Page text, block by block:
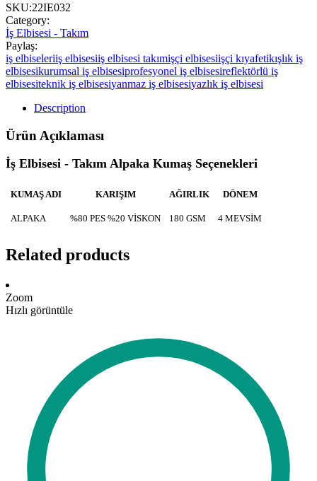
SKU:22IE032
Category:
İş Elbisesi - Takım
Paylaş:
iş elbiseleriiş elbisesiiş elbisesi takımişçi elbisesiişçi kıyafetikışlık iş
elbisesikurumsal iş elbisesiprofesyonel iş elbisesireflektörlü iş
elbisesiteknik iş elbisesiyanmaz iş elbisesiyazlık iş elbisesi
Description
Ürün Açıklaması
İş Elbisesi - Takım Alpaka Kumaş Seçenekleri
KUMAŞ ADI KARIŞIM AĞIRLIK DÖNEM
ALPAKA %80 PES %20 VİSKON 180 GSM 4 MEVSİM
Related products
Zoom
Hızlı görüntüle